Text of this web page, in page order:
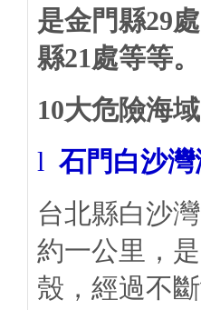
是金門縣29
縣21處等等。
10大危險海域
l 石門白沙
台北縣白沙
約一公里，
殼，經過不